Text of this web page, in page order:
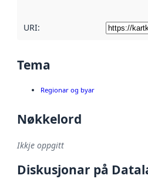
URI:
Tema
Regionar og byar
Nøkkelord
Ikkje oppgitt
Diskusjonar på